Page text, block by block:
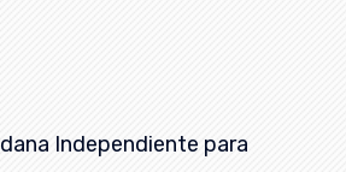
Independiente para